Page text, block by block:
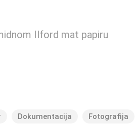
Ilford mat papiru
Dokumentacija Fotografija